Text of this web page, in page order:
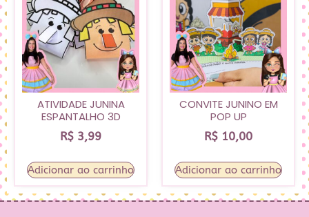
ATIVIDADE JUNINA
ESPANTALHO 3D
R$ 3,99
Adicionar ao carrinho
CONVITE JUNINO EM
POP UP
R$ 10,00
Adicionar ao carrinho